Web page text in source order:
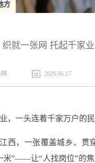
方
织就一张网 托起千家
2026.06.17
，一头连着千家万户的
西，一张覆盖城乡、贯
米”——让“人找岗位”的